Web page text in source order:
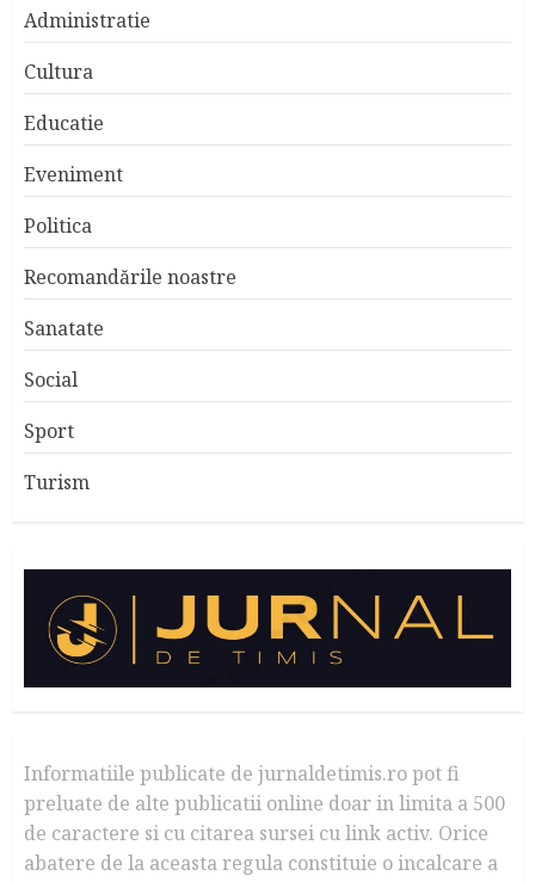
Administratie
Cultura
Educatie
Eveniment
Politica
Recomandările noastre
Sanatate
Social
Sport
Turism
Informatiile publicate de jurnaldetimis.ro pot fi
preluate de alte publicatii online doar in limita a 500
de caractere si cu citarea sursei cu link activ. Orice
abatere de la aceasta regula constituie o incalcare a